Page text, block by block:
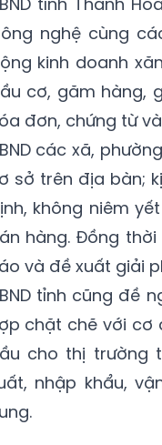
nghệ cùng
kinh doanh
cơ, găm hàng,
đơn, chứng từ
các xã,
sở trên địa bàn;
không niêm
hàng. Đồng
và đề xuất giải
tỉnh cũng đề
chặt chẽ với cơ
cho thị trường
nhập khẩu,